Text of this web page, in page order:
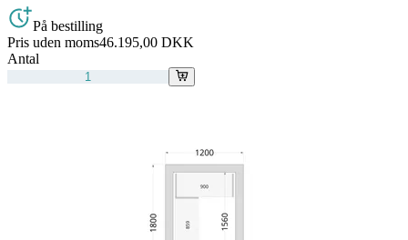
På bestilling
Pris uden moms46.195,00 DKK
Antal